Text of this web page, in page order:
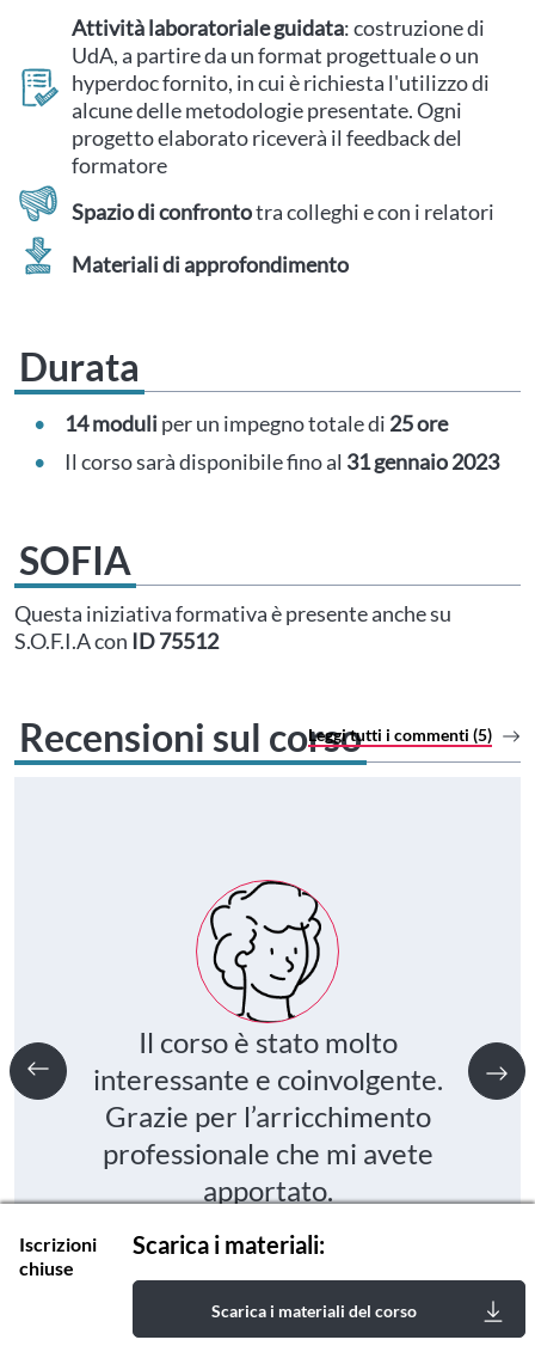
Iscrizioni
chiuse
Scarica i materiali:
Scarica i materiali del corso
Attività laboratoriale guidata: costruzione di
UdA, a partire da un format progettuale o un
hyperdoc fornito, in cui è richiesta l'utilizzo di
alcune delle metodologie presentate. Ogni
progetto elaborato riceverà il feedback del
formatore
Spazio di confrontotra colleghi e con i relatori
Materiali di approfondimento
Durata
14 moduliper un impegno totale di 25 ore
Il corso sarà disponibile fino al 31 gennaio 2023
SOFIA
Questa iniziativa formativa è presente anche su
S.O.F.I.A con ID 75512
Recensioni sul corsoLeggi tutti i commenti (5)
Il corso è stato molto
interessante e coinvolgente.
Grazie per l’arricchimento
professionale che mi avete
apportato.
Antonella Maione